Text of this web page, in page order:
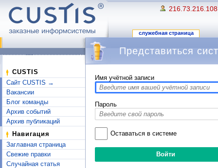
216.73.216.108
служебная страница
CUSTIS
Сайт CUSTIS →
Вакансии
Блог команды
Архив событий
Архив публикаций
Навигация
Заглавная страница
Свежие правки
Случайная статья
Представиться
Имя учётной записи
Пароль
Оставаться в системе